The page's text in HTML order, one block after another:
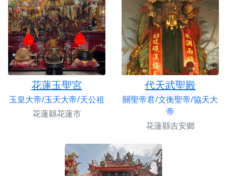
花蓮玉聖宮
玉皇大帝/玉天大帝/天公祖
花蓮縣花蓮市
代天武聖殿
關聖帝君/文衡聖帝/協天大
帝
花蓮縣吉安鄉